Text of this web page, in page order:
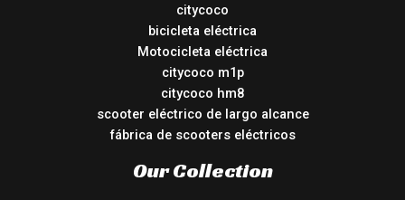
citycoco
bicicleta eléctrica
Motocicleta eléctrica
citycoco m1p
citycoco hm8
scooter eléctrico de largo alcance
fábrica de scooters eléctricos
Our Collection